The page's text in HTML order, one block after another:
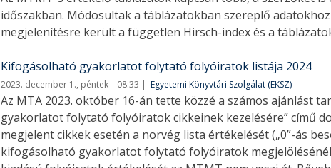
időszakban. Módosultak a táblázatokban szereplő
megjelenítésre került a független Hirsch-index és a
Kifogásolható gyakorlatot folytató folyóiratok listája 2024
2023. december 1., péntek – 08:33 Egyetemi Könyvtári Szolgálat (EKSZ)
Az MTA 2023. október 16-án tette közzé a számos ajánlást
gyakorlatot folytató folyóiratok cikkeinek kezelésére” című
megjelent cikkek esetén a norvég lista értékelését („0”-ás
kifogásolható gyakorlatot folytató folyóiratok